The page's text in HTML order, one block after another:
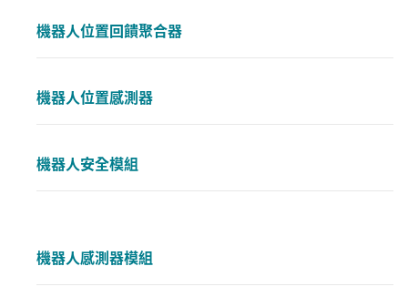
機器人位置回饋聚合器
機器人位置感測器
機器人安全模組
機器人感測器模組